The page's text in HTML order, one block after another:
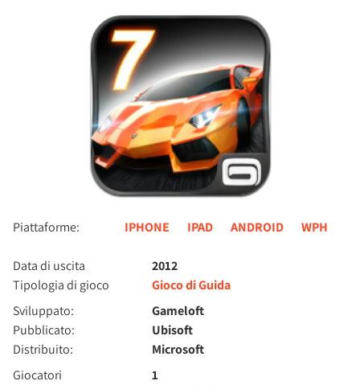
Piattaforme: IPHONE IPAD ANDROID WPH
Data di uscita
2012
Tipologia di gioco
Gioco di Guida
Sviluppato:
Gameloft
Pubblicato:
Ubisoft
Distribuito:
Microsoft
Giocatori
1